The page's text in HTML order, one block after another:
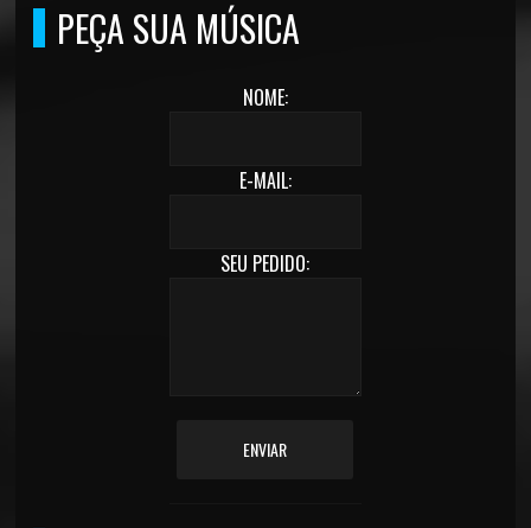
PEÇA SUA MÚSICA
NOME:
E-MAIL:
SEU PEDIDO:
ENVIAR